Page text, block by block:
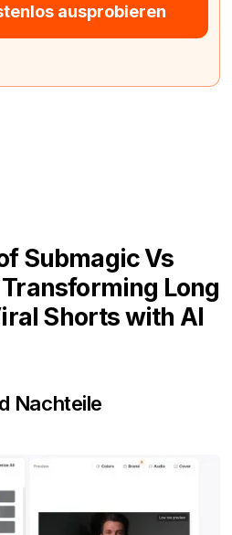
ausprobieren
Submagic Vs
Long
Shorts with AI
Nachteile